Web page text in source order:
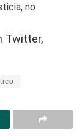
no
Twitter,